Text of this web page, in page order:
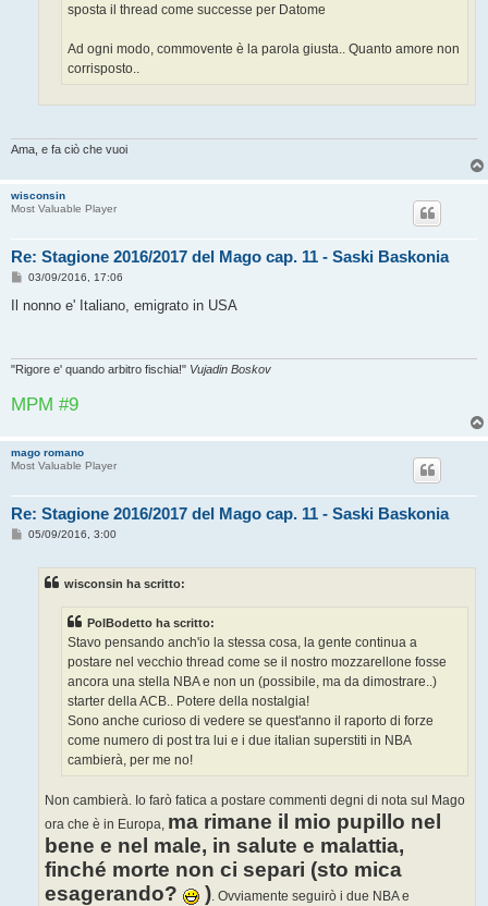
sposta il thread come successe per Datome
Ad ogni modo, commovente è la parola giusta.. Quanto amore non
corrisposto..
Ama, e fa ciò che vuoi
wisconsin
Most Valuable Player
Re: Stagione 2016/2017 del Mago cap. 11 - Saski Baskonia
M
s
i
03/09/2016, 17:06
Il nonno e' Italiano, emigrato in USA
"Rigore e' quando arbitro fischia!" Vujadin Boskov
MPM #9
mago romano
Most Valuable Player
Re: Stagione 2016/2017 del Mago cap. 11 - Saski Baskonia
M05/09/2016, 3:00
wisconsin ha scritto:
PolBodetto ha scritto:
Stavo pensando anch'io la stessa cosa, la gente continua a
postare nel vecchio thread come se il nostro mozzarellone fosse
ancora una stella NBA e non un (possibile, ma da dimostrare..)
starter della ACB.. Potere della nostalgia!
Sono anche curioso di vedere se quest'anno il raporto di forze
come numero di post tra lui e i due italian superstiti in NBA
cambierà, per me no!
Non cambierà. Io farò fatica a postare commenti degni di nota sul Mago
ora che è in Europa, ma rimane il mio pupillo nel
bene e nel male, in salute e malattia,
finché morte non ci separi (sto mica
esagerando?
) . Ovviamente seguirò i due NBA e